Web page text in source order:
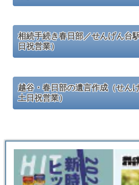
相続手続き春日部／せんげん台
日祝営業）
越谷・春日部の遺言作成（せん
土日祝営業）